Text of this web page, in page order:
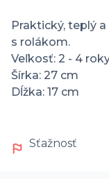
Praktický, teplý
s rolákom.
Veľkosť: 2 - 4
Šírka: 27 cm
Dĺžka: 17 cm
Sťažnosť